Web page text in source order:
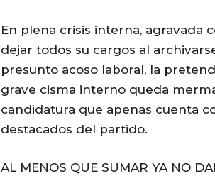
En plena crisis interna, agravada
dejar todos su cargos al
presunto acoso laboral, la
grave cisma interno queda
candidatura que apenas cuenta
destacados del partido.
AL MENOS QUE SUMAR YA NO